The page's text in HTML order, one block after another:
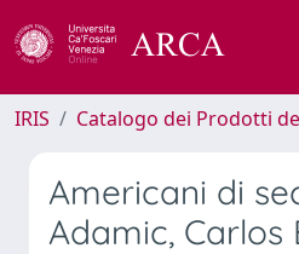
IRIS Catalogo dei Prodotti
Americani di
Adamic, Carlos